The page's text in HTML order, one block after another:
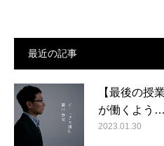
最近の記事
【最後の授
が働くよう…
2023.01.30